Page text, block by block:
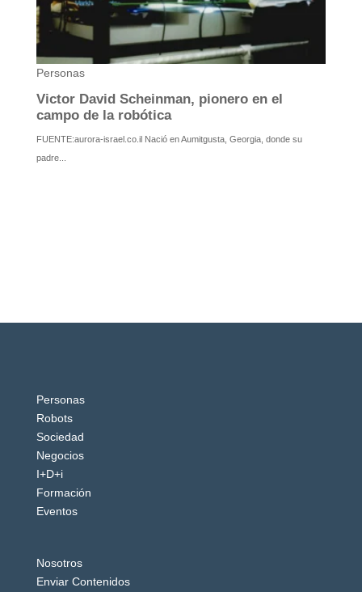
Personas
Robots
Sociedad
Negocios
I+D+i
Formación
Eventos
Nosotros
Enviar Contenidos